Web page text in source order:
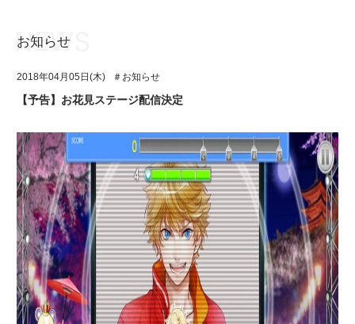
アプリゲーム
イベント・キャンペーン
ミュージック
グッズ・本
ギャラリー
ユニット&キャラクター
アプリゲーム
イベント・キャンペーン
ミュージック
グッズ・本
ギャラリー
お知らせ
2018年04月05日(木) ＃お知らせ
【予告】お花見ステージ配信決定